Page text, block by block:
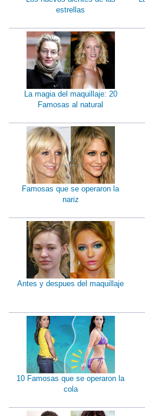
estrellas
La magia del maquillaje: 20
Famosas al natural
Famosas que se operaron la
nariz
Antes y despues del maquillaje
10 Famosas que se operaron la
cola